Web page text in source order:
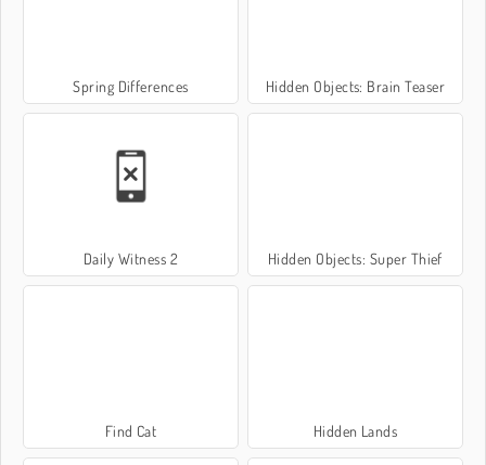
Spring Differences Hidden Objects: Brain Teaser
Daily Witness 2 Hidden Objects: Super Thief
Find Cat Hidden Lands